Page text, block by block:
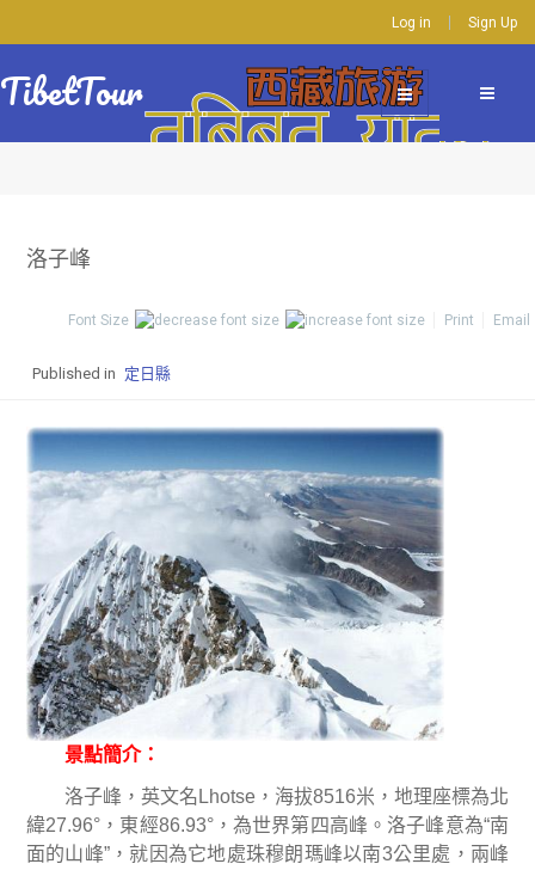
Log in Sign Up
TibetTour
洛子峰
Font Size Print Email
Published in 定日縣
景點簡介：
洛子峰，英文名 Lhotse ，海拔8516米，地理座標為北
緯27.96° ，東經86.93°，為世界第四高峰。洛子峰意為“南
面的山峰”，就因為它地處珠穆朗瑪峰以南3公里處，兩峰